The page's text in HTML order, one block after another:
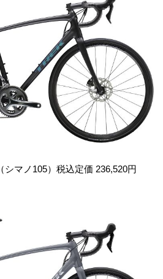
（シマノ105）税込定価 236,520円